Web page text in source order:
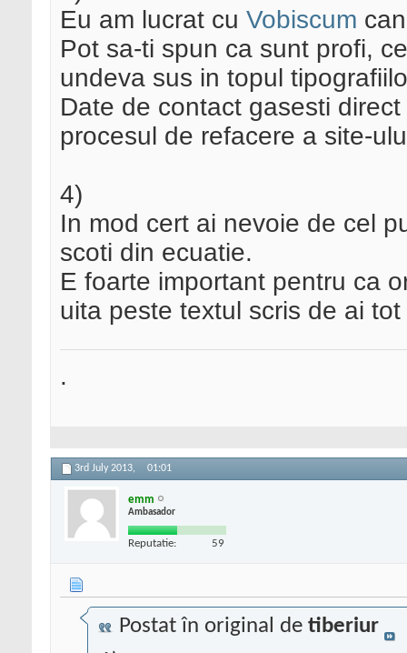
Eu am lucrat cu Vobiscum
Pot sa-ti spun ca sunt profi,
undeva sus in topul
Date de contact gasesti
procesul de refacere a site-
4)
In mod cert ai nevoie de cel
scoti din ecuatie.
E foarte important pentru ca
uita peste textul scris de ai
.
3rd July 2013, 01:01
emm
Ambasador
Reputatie: 59
Postat în original de tiberiur